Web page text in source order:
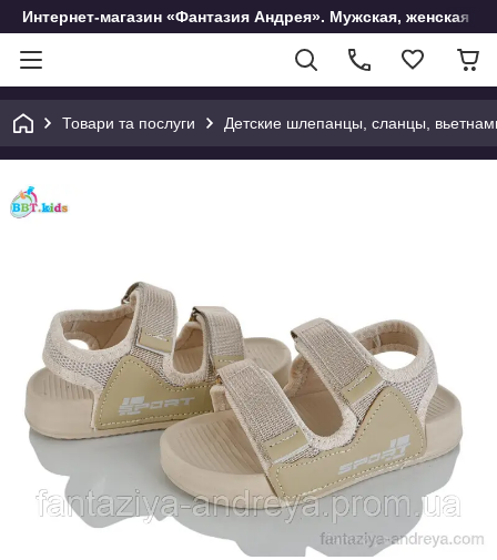
Интернет-магазин «Фантазия Андрея». Мужская, женская и
Товари та послуги Детские шлепанцы, сланцы,